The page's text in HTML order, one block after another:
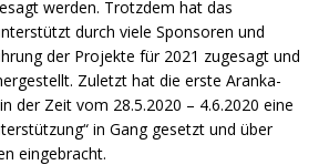
werden. Trotzdem hat das
durch viele Sponsoren und
der Projekte für 2021 zugesagt und
Zuletzt hat die erste Aranka-
der Zeit vom 28.5.2020 – 4.6.2020 eine
in Gang gesetzt und über
eingebracht.